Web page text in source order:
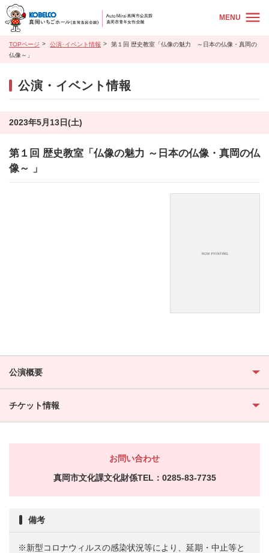
MENU
TOPページ 公演･イベント情報
第１回 歴史教室「仏像の魅力 ～日本の仏像・真岡の
仏像～」
公演・イベント情報
2023年5月13日(土)
第１回 歴史教室「仏像の魅力 ～日本の仏像・真岡の仏
像～ 」
公演概要
チケット情報
お問い合わせ
真岡市文化課文化財係TEL：0285-83-7735
備考
※新型コロナウィルスの感染状況等により、延期・中止等と